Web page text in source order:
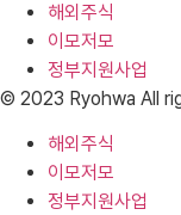
해외주식
이모저모
정부지원사업
© 2023 Ryohwa All
해외주식
이모저모
정부지원사업